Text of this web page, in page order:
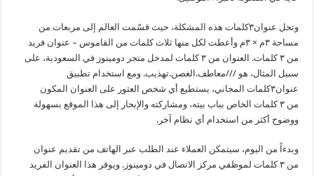
وتحل عنوان۳كلمات هذه المشكلة، حيث قسّمت العالم إلى مربعات من
مساحة ۳م × ۳م وأعطت لكل منها ثلاث كلمات من القاموس – عنوان فريد
من ۳ كلمات. العنوان من ۳ كلمات لمدخل متجر دومينوز في السعودية، على
سبيل المثال، هو ///معاطف.الغصن.تهذيب. ومع استخدام تطبيق
عنوان۳كلمات المجاني، يستطيع أي شخص العثور على العنوان المكون
من ۳ كلمات الخاص بباب بيته، ومشاركته والإبحار إلى هذا الموقع بسهولة
ووضوح أكثر من استخدام أي نظام آخر.
وبدءاً من اليوم، سيتمكن العملاء عند الطلب عبر الهاتف من تقديم عنوان
من ۳ كلمات لموظفي مركز الاتصال في دومينوز. ويوفر هذا العنوان الفريد